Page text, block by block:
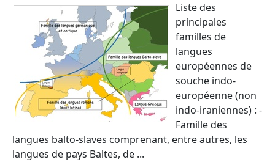
Liste des
principales
familles de
langues
européennes de
souche indo-
européenne (non
indo-iraniennes) : -
Famille des
langues balto-slaves comprenant, entre autres, les
langues de pays Baltes, de ...